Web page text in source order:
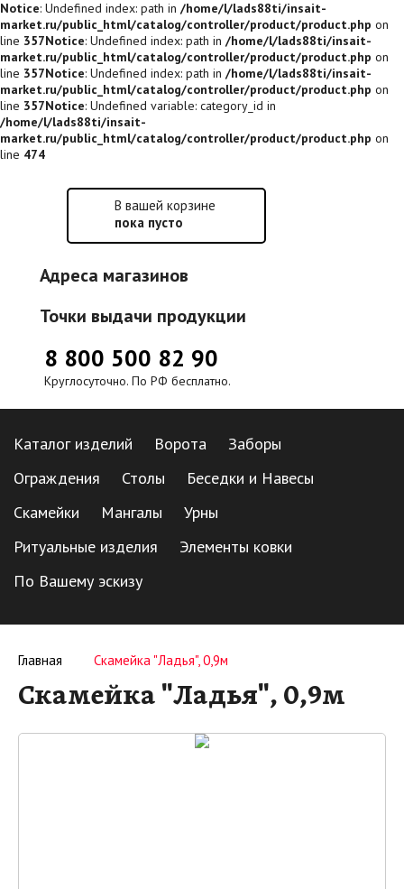
Notice: Undefined index: path in /home/l/lads88ti/insait-
market.ru/public_html/catalog/controller/product/product.php on
line 357Notice: Undefined index: path in /home/l/lads88ti/insait-
market.ru/public_html/catalog/controller/product/product.php on
line 357Notice: Undefined index: path in /home/l/lads88ti/insait-
market.ru/public_html/catalog/controller/product/product.php on
line 357Notice: Undefined variable: category_id in
/home/l/lads88ti/insait-
market.ru/public_html/catalog/controller/product/product.php on
line 474
В вашей корзине
пока пусто
Адреса магазинов
Точки выдачи продукции
8 800 500 82 90
Круглосуточно. По РФ бесплатно.
Каталог изделий Ворота
Заборы
Ограждения
Столы
Беседки и Навесы
Скамейки
Мангалы
Урны
Ритуальные изделия
Элементы ковки
По Вашему эскизу
Главная Скамейка "Ладья", 0,9м
Скамейка "Ладья", 0,9м